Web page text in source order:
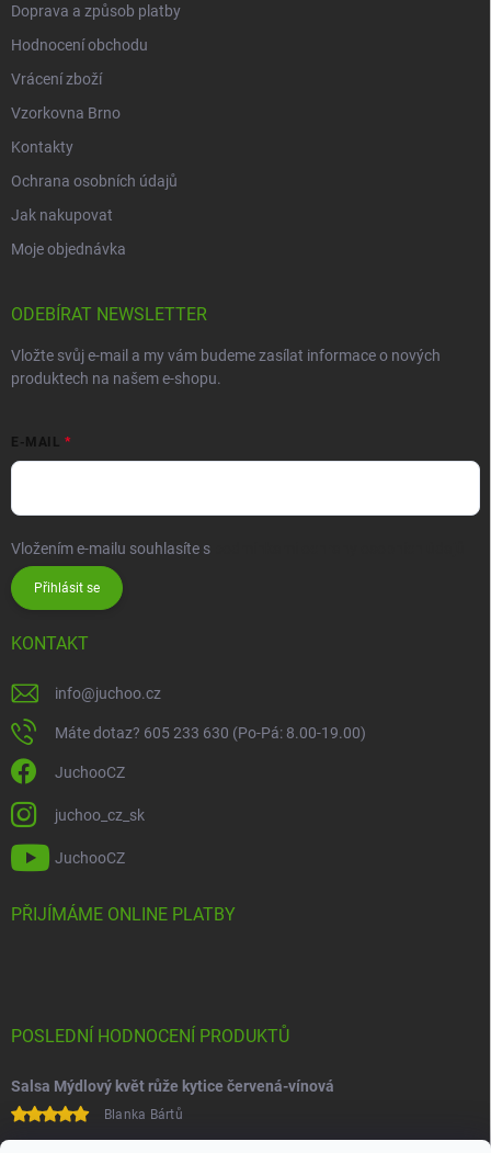
Doprava a způsob platby
Hodnocení obchodu
Vrácení zboží
Vzorkovna Brno
Kontakty
Ochrana osobních údajů
Jak nakupovat
Moje objednávka
ODEBÍRAT NEWSLETTER
Vložte svůj e-mail a my vám budeme zasílat informace o nových
produktech na našem e-shopu.
E-MAIL
Vložením e-mailu souhlasíte s
Přihlásit se
KONTAKT
info@juchoo.cz
Máte dotaz? 605 233 630 (Po-Pá: 8.00-19.00)
JuchooCZ
juchoo_cz_sk
JuchooCZ
PŘIJÍMÁME ONLINE PLATBY
POSLEDNÍ HODNOCENÍ PRODUKTŮ
Salsa Mýdlový květ růže kytice červená-vínová
Blanka Bártů